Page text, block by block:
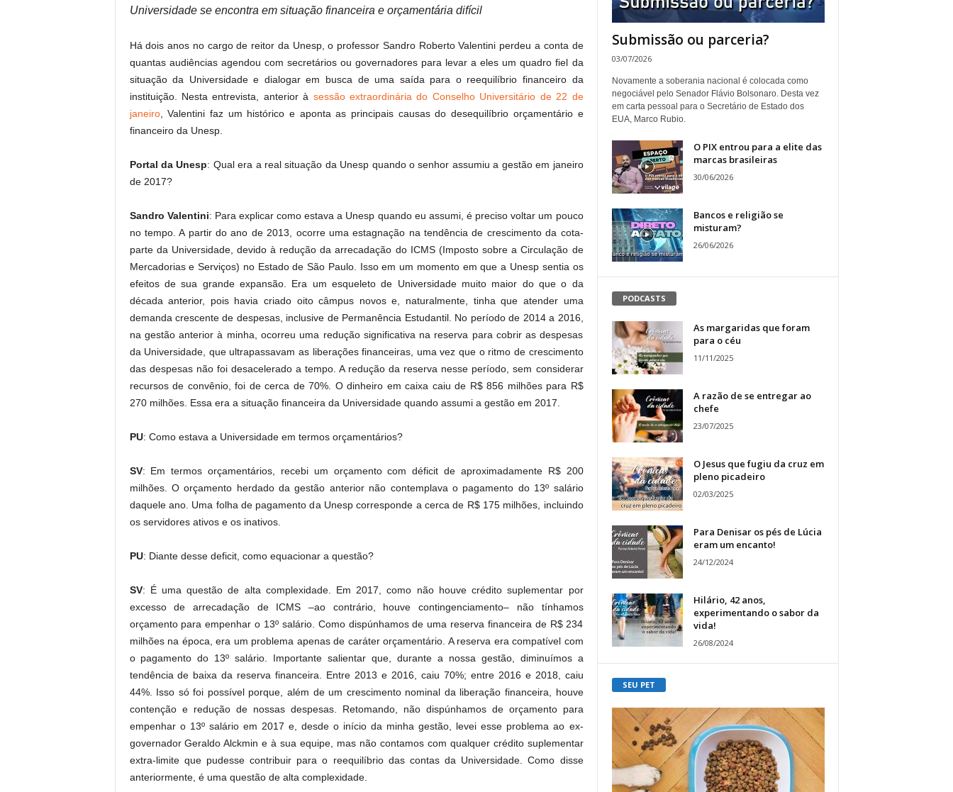
Universidade se encontra em situação financeira e orçamentária difícil
Há dois anos no cargo de reitor da Unesp, o professor Sandro Roberto Valentini perdeu a conta de
quantas audiências agendou com secretários ou governadores para levar a eles um quadro fiel da
situação da Universidade e dialogar em busca de uma saída para o reequilíbrio financeiro da
instituição. Nesta entrevista, anterior à sessão extraordinária do Conselho Universitário de 22 de
janeiro, Valentini faz um histórico e aponta as principais causas do desequilíbrio orçamentário e
financeiro da Unesp.
Portal da Unesp: Qual era a real situação da Unesp quando o senhor assumiu a gestão em janeiro
de 2017?
Sandro Valentini: Para explicar como estava a Unesp quando eu assumi, é preciso voltar um pouco
no tempo. A partir do ano de 2013, ocorre uma estagnação na tendência de crescimento da cota-
parte da Universidade, devido à redução da arrecadação do ICMS (Imposto sobre a Circulação de
Mercadorias e Serviços) no Estado de São Paulo. Isso em um momento em que a Unesp sentia os
efeitos de sua grande expansão. Era um esqueleto de Universidade muito maior do que o da
década anterior, pois havia criado oito câmpus novos e, naturalmente, tinha que atender uma
demanda crescente de despesas, inclusive de Permanência Estudantil. No período de 2014 a 2016,
na gestão anterior à minha, ocorreu uma redução significativa na reserva para cobrir as despesas
da Universidade, que ultrapassavam as liberações financeiras, uma vez que o ritmo de crescimento
das despesas não foi desacelerado a tempo. A redução da reserva nesse período, sem considerar
recursos de convênio, foi de cerca de 70%. O dinheiro em caixa caiu de R$ 856 milhões para R$
270 milhões. Essa era a situação financeira da Universidade quando assumi a gestão em 2017.
PU: Como estava a Universidade em termos orçamentários?
SV: Em termos orçamentários, recebi um orçamento com déficit de aproximadamente R$ 200
milhões. O orçamento herdado da gestão anterior não contemplava o pagamento do 13º salário
daquele ano. Uma folha de pagamento da Unesp corresponde a cerca de R$ 175 milhões, incluindo
os servidores ativos e os inativos.
PU: Diante desse deficit, como equacionar a questão?
SV: É uma questão de alta complexidade. Em 2017, como não houve crédito suplementar por
excesso de arrecadação de ICMS –ao contrário, houve contingenciamento– não tínhamos
orçamento para empenhar o 13º salário. Como dispúnhamos de uma reserva financeira de R$ 234
milhões na época, era um problema apenas de caráter orçamentário. A reserva era compatível com
o pagamento do 13º salário. Importante salientar que, durante a nossa gestão, diminuímos a
tendência de baixa da reserva financeira. Entre 2013 e 2016, caiu 70%; entre 2016 e 2018, caiu
44%. Isso só foi possível porque, além de um crescimento nominal da liberação financeira, houve
contenção e redução de nossas despesas. Retomando, não dispúnhamos de orçamento para
empenhar o 13º salário em 2017 e, desde o início da minha gestão, levei esse problema ao ex-
governador Geraldo Alckmin e à sua equipe, mas não contamos com qualquer crédito suplementar
extra-limite que pudesse contribuir para o reequilíbrio das contas da Universidade. Como disse
anteriormente, é uma questão de alta complexidade.
Submissão ou parceria?
03/07/2026
Novamente a soberania nacional é colocada como
negociável pelo Senador Flávio Bolsonaro. Desta vez
em carta pessoal para o Secretário de Estado dos
EUA, Marco Rubio.
O PIX entrou para a elite das
marcas brasileiras
30/06/2026
Bancos e religião se
misturam?
26/06/2026
PODCASTS
As margaridas que foram
para o céu
11/11/2025
A razão de se entregar ao
chefe
23/07/2025
O Jesus que fugiu da cruz em
pleno picadeiro
02/03/2025
Para Denisar os pés de Lúcia
eram um encanto!
24/12/2024
Hilário, 42 anos,
experimentando o sabor da
vida!
26/08/2024
SEU PET